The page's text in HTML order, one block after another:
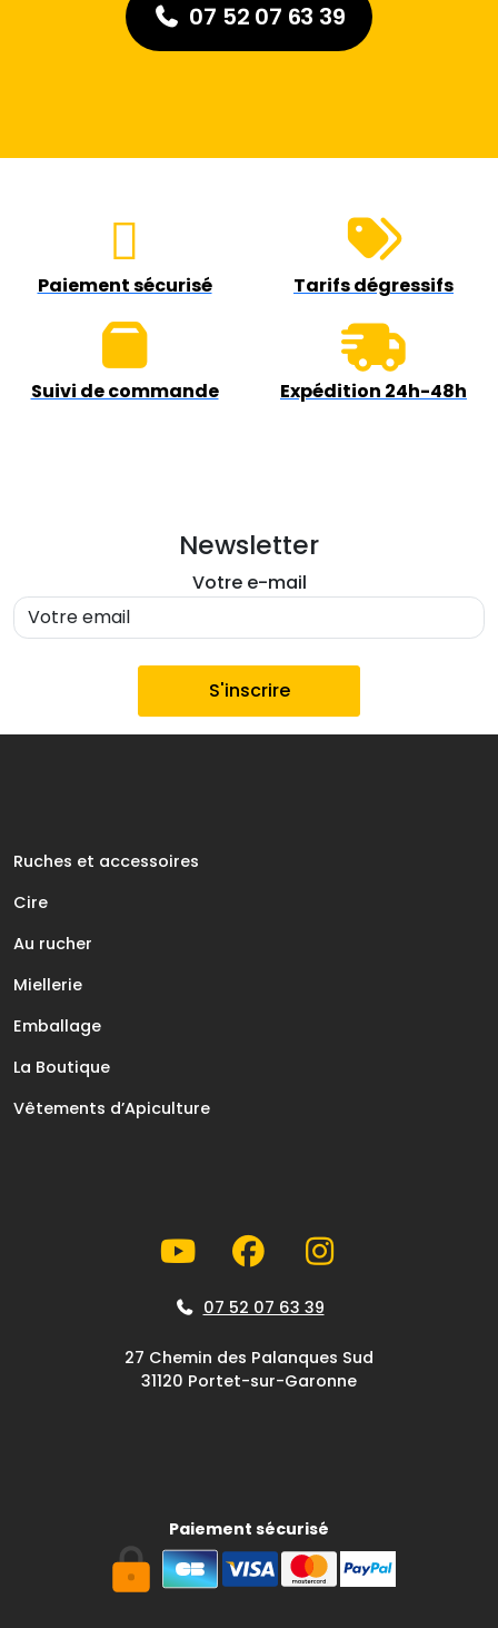
07 52 07 63 39
Paiement sécurisé Tarifs dégressifs
Suivi de commande Expédition 24h-48h
Newsletter
Votre e-mail
Ruches et accessoires
Cire
Au rucher
Miellerie
Emballage
La Boutique
Vêtements d’Apiculture
07 52 07 63 39
27 Chemin des Palanques Sud
31120 Portet-sur-Garonne
Paiement sécurisé